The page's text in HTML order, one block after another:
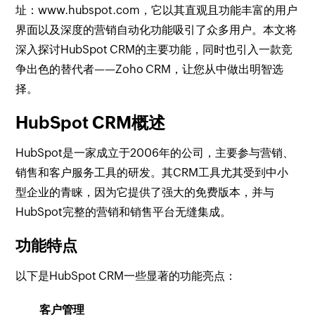
址：www.hubspot.com，它以其直观且功能丰富的用户
界面以及深度的营销自动化功能吸引了众多用户。本文将
深入探讨HubSpot CRM的主要功能，同时也引入一款竞
争出色的替代者——Zoho CRM，让您从中做出明智选
择。
HubSpot CRM概述
HubSpot是一家成立于2006年的公司，主要参与营销、
销售和客户服务工具的研发。其CRM工具尤其受到中小
型企业的青睐，因为它提供了强大的免费版本，并与
HubSpot完整的营销和销售平台无缝集成。
功能特点
以下是HubSpot CRM一些显著的功能亮点：
客户管理